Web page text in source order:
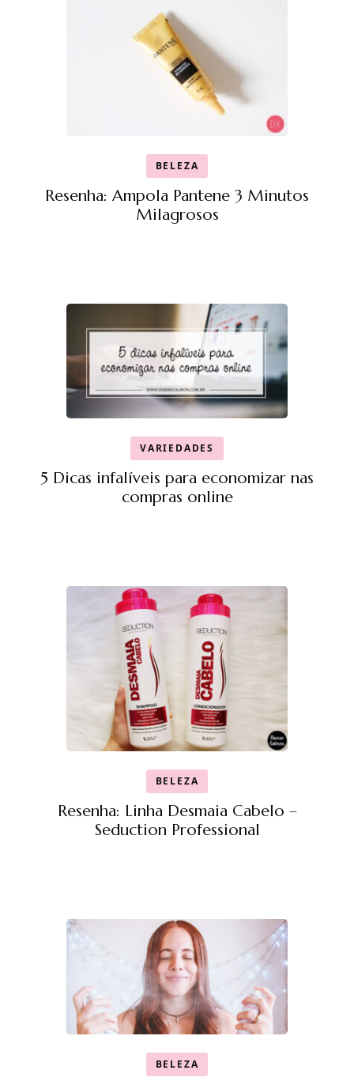
BELEZA
Resenha: Ampola Pantene 3 Minutos
Milagrosos
VARIEDADES
5 Dicas infalíveis para economizar nas
compras online
BELEZA
Resenha: Linha Desmaia Cabelo –
Seduction Professional
BELEZA